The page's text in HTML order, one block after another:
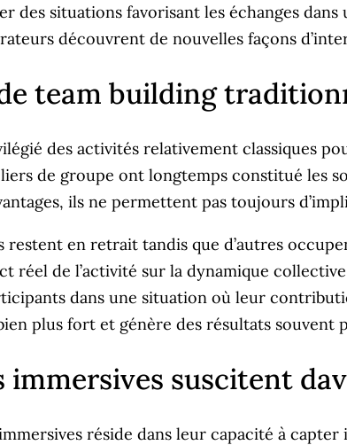
des situations favorisant les échanges
découvrent de nouvelles façons
team building
des activités relativement classiques
de groupe ont longtemps constitué les
ils ne permettent pas toujours
restent en retrait tandis que d’autres
réel de l’activité sur la dynamique
dans une situation où leur
plus fort et génère des résultats souvent
suscitent
réside dans leur capacité à